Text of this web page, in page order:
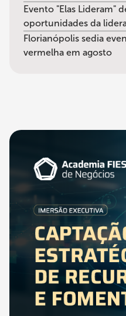
Evento "Elas Lideram"
oportunidades da
Florianópolis sedia
vermelha em agosto